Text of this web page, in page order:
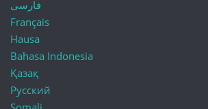
فارسی
Français
Hausa
Bahasa Indonesia
Қазақ
Русский